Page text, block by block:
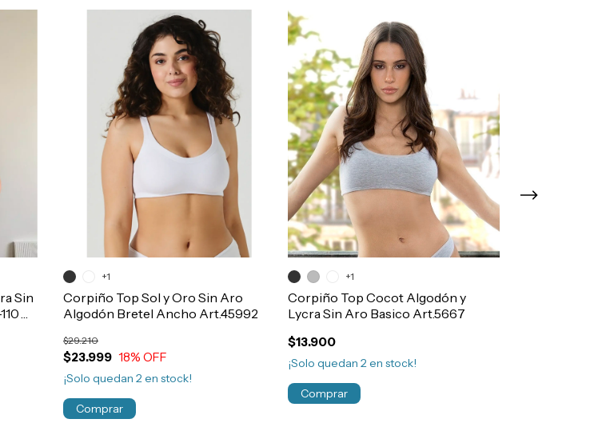
Sin
Corpiño Top Sol y Oro Sin Aro
Algodón Bretel Ancho Art.45992
$23.999
$29.210
18% OFF
¡Solo quedan 2en stock!
+1
Comprar
Corpiño Top Cocot Algodón y
Lycra Sin Aro Basico Art.5667
$13.900
¡Solo quedan 2en stock!
+1
Comprar